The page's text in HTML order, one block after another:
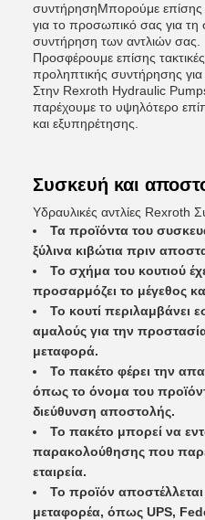
συντήρησηΜπορούμε επίσης
για το προσωπικό σας για τη
συντήρηση των αντλιών σας.
Προσφέρουμε επίσης
προληπτικής συντήρησης για
Στην Rexroth Hydraulic
παρέχουμε το υψηλότερο
και εξυπηρέτησης.
Συσκευή και
Υδραυλικές αντλίες Rexroth
Τα προϊόντα του
ξύλινα κιβώτια πριν
Το σχήμα του κουτιού
προσαρμόζει το μέγεθος
Το κουτί περιλαμβάνει
αμαλούς για την
μεταφορά.
Το πακέτο φέρει την
όπως το όνομα του
διεύθυνση αποστολής.
Το πακέτο μπορεί να
παρακολούθησης που
εταιρεία.
Το προϊόν
μεταφορέα, όπως UPS,